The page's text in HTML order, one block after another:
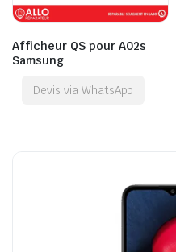
Afficheur QS pour A02s
Samsung
Devis via WhatsApp